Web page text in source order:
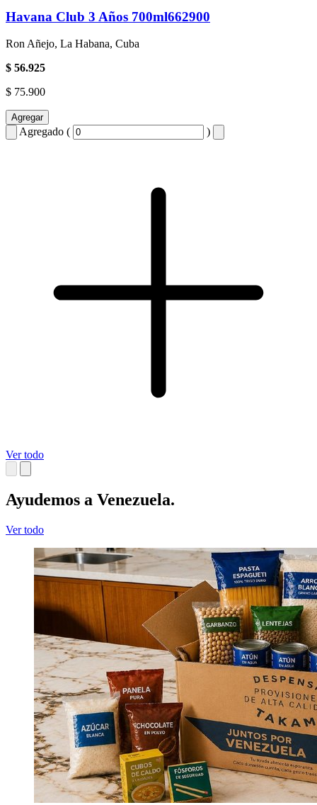
Havana Club 3 Años 700ml662900
Ron Añejo, La Habana, Cuba
$ 56.925
$ 75.900
Agregar
Agregado ( )
Ver todo
Ayudemos a Venezuela.
Ver todo